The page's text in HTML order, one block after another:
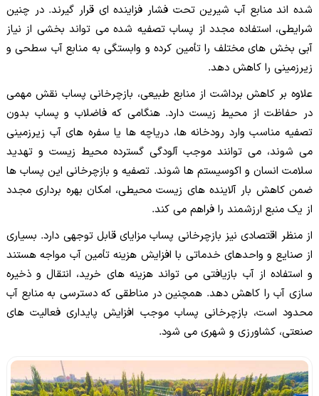
شده اند منابع آب شیرین تحت فشار فزاینده ای قرار گیرند. در چنین
شرایطی، استفاده مجدد از پساب تصفیه شده می تواند بخشی از نیاز
آبی بخش های مختلف را تأمین کرده و وابستگی به منابع آب سطحی و
زیرزمینی را کاهش دهد.
علاوه بر کاهش برداشت از منابع طبیعی، بازچرخانی پساب نقش مهمی
در حفاظت از محیط زیست دارد. هنگامی که فاضلاب و پساب بدون
تصفیه مناسب وارد رودخانه ها، دریاچه ها یا سفره های آب زیرزمینی
می شوند، می توانند موجب آلودگی گسترده محیط زیست و تهدید
سلامت انسان و اکوسیستم ها شوند. تصفیه و بازچرخانی این پساب ها
ضمن کاهش بار آلاینده های زیست محیطی، امکان بهره برداری مجدد
از یک منبع ارزشمند را فراهم می کند.
از منظر اقتصادی نیز بازچرخانی پساب مزایای قابل توجهی دارد. بسیاری
از صنایع و واحدهای خدماتی با افزایش هزینه تأمین آب مواجه هستند
و استفاده از آب بازیافتی می تواند هزینه های خرید، انتقال و ذخیره
سازی آب را کاهش دهد. همچنین در مناطقی که دسترسی به منابع آب
محدود است، بازچرخانی پساب موجب افزایش پایداری فعالیت های
صنعتی، کشاورزی و شهری می شود.